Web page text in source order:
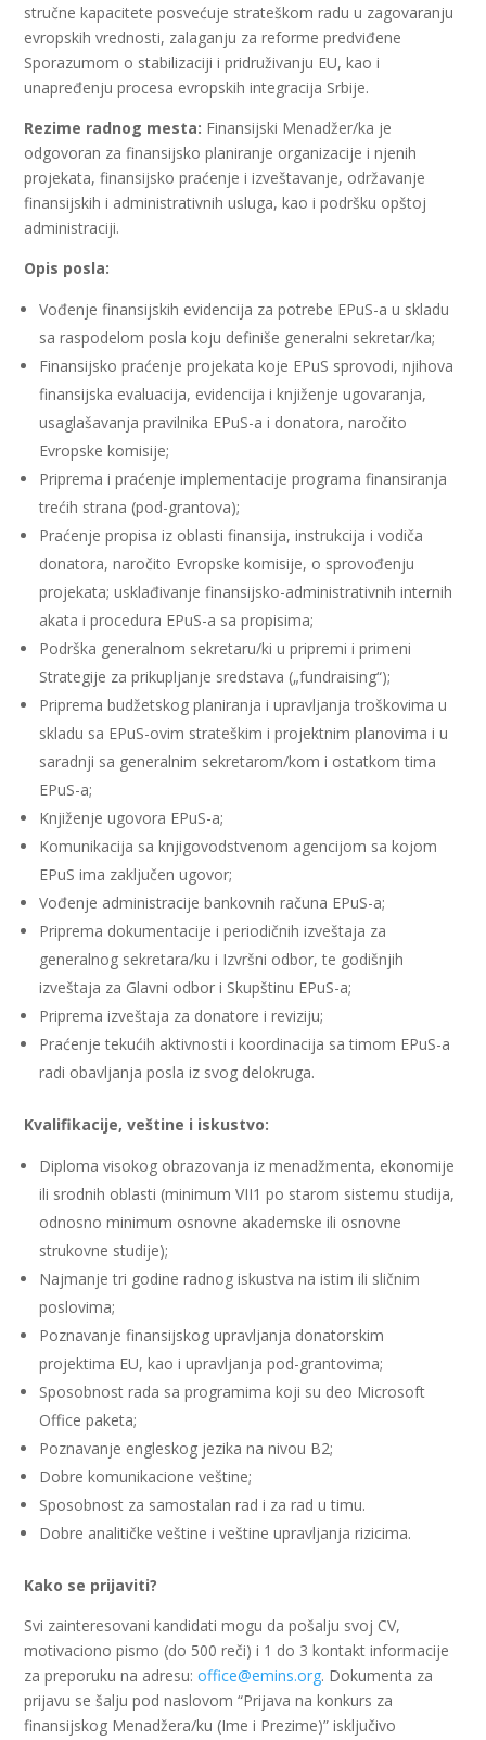
stručne kapacitete posvećuje strateškom radu u zagovaranju
evropskih vrednosti, zalaganju za reforme predviđene
Sporazumom o stabilizaciji i pridruživanju EU, kao i
unapređenju procesa evropskih integracija Srbije.
Rezime radnog mesta: Finansijski Menadžer/ka je
odgovoran za finansijsko planiranje organizacije i njenih
projekata, finansijsko praćenje i izveštavanje, održavanje
finansijskih i administrativnih usluga, kao i podršku opštoj
administraciji.
Opis posla:
Vođenje finansijskih evidencija za potrebe EPuS-a u skladu
sa raspodelom posla koju definiše generalni sekretar/ka;
Finansijsko praćenje projekata koje EPuS sprovodi, njihova
finansijska evaluacija, evidencija i knjiženje ugovaranja,
usaglašavanja pravilnika EPuS-a i donatora, naročito
Evropske komisije;
Priprema i praćenje implementacije programa finansiranja
trećih strana (pod-grantova);
Praćenje propisa iz oblasti finansija, instrukcija i vodiča
donatora, naročito Evropske komisije, o sprovođenju
projekata; usklađivanje finansijsko-administrativnih internih
akata i procedura EPuS-a sa propisima;
Podrška generalnom sekretaru/ki u pripremi i primeni
Strategije za prikupljanje sredstava („fundraising“);
Priprema budžetskog planiranja i upravljanja troškovima u
skladu sa EPuS-ovim strateškim i projektnim planovima i u
saradnji sa generalnim sekretarom/kom i ostatkom tima
EPuS-a;
Knjiženje ugovora EPuS-a;
Komunikacija sa knjigovodstvenom agencijom sa kojom
EPuS ima zaključen ugovor;
Vođenje administracije bankovnih računa EPuS-a;
Priprema dokumentacije i periodičnih izveštaja za
generalnog sekretara/ku i Izvršni odbor, te godišnjih
izveštaja za Glavni odbor i Skupštinu EPuS-a;
Priprema izveštaja za donatore i reviziju;
Praćenje tekućih aktivnosti i koordinacija sa timom EPuS-a
radi obavljanja posla iz svog delokruga.
Kvalifikacije, veštine i iskustvo:
Diploma visokog obrazovanja iz menadžmenta, ekonomije
ili srodnih oblasti (minimum VII1 po starom sistemu studija,
odnosno minimum osnovne akademske ili osnovne
strukovne studije);
Najmanje tri godine radnog iskustva na istim ili sličnim
poslovima;
Poznavanje finansijskog upravljanja donatorskim
projektima EU, kao i upravljanja pod-grantovima;
Sposobnost rada sa programima koji su deo Microsoft
Office paketa;
Poznavanje engleskog jezika na nivou B2;
Dobre komunikacione veštine;
Sposobnost za samostalan rad i za rad u timu.
Dobre analitičke veštine i veštine upravljanja rizicima.
Kako se prijaviti?
Svi zainteresovani kandidati mogu da pošalju svoj CV,
motivaciono pismo (do 500 reči) i 1 do 3 kontakt informacije
za preporuku na adresu:office@emins.org. Dokumenta za
prijavu se šalju pod naslovom “Prijava na konkurs za
finansijskog Menadžera/ku (Ime i Prezime)” isključivo